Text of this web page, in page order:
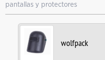
pantallas y protectores
wolfpack